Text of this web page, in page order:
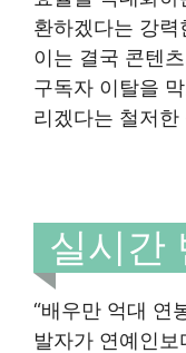
환하겠다는 강
이는 결국 콘텐
구독자 이탈을
리겠다는 철저
실시간
“배우만 억대 연
발자가 연예인보